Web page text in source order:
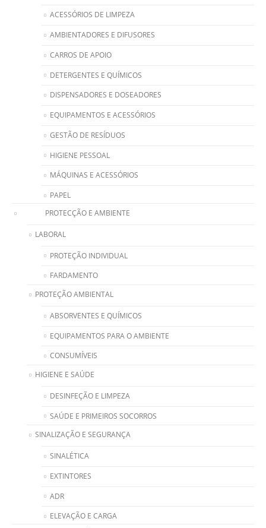
ACESSÓRIOS DE LIMPEZA
AMBIENTADORES E DIFUSORES
CARROS DE APOIO
DETERGENTES E QUÍMICOS
DISPENSADORES E DOSEADORES
EQUIPAMENTOS E ACESSÓRIOS
GESTÃO DE RESÍDUOS
HIGIENE PESSOAL
MÁQUINAS E ACESSÓRIOS
PAPEL
PROTECÇÃO E AMBIENTE
LABORAL
PROTEÇÃO INDIVIDUAL
FARDAMENTO
PROTEÇÃO AMBIENTAL
ABSORVENTES E QUÍMICOS
EQUIPAMENTOS PARA O AMBIENTE
CONSUMÍVEIS
HIGIENE E SAÚDE
DESINFEÇÃO E LIMPEZA
SAÚDE E PRIMEIROS SOCORROS
SINALIZAÇÃO E SEGURANÇA
SINALÉTICA
EXTINTORES
ADR
ELEVAÇÃO E CARGA